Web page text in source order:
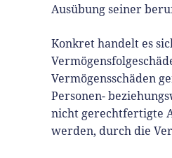
Ausübung seiner
Konkret handelt es
Vermögensschäden
Personen-
nicht gerechtfertigte
werden, durch die